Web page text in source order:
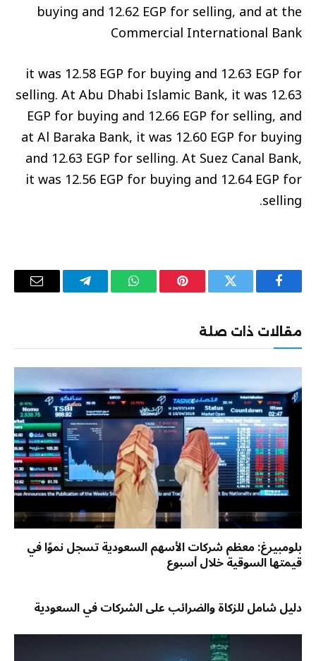
buying and 12.62 EGP for selling, and at the
Commercial International Bank
it was 12.58 EGP for buying and 12.63 EGP for
selling. At Abu Dhabi Islamic Bank, it was 12.63
EGP for buying and 12.66 EGP for selling, and
at Al Baraka Bank, it was 12.60 EGP for buying
and 12.63 EGP for selling. At Suez Canal Bank,
it was 12.56 EGP for buying and 12.64 EGP for
selling.
فيسبوك تويتر بينتيريستواتساب تيلقرام
البريد
مقالات ذات صلة
بلومبيرغ: معظم شركات الأسهم السعودية تسجل نموًا في
قيمتها السوقية خلال أسبوع
دليل شامل للزكاة والضرائب على الشركات في السعودية